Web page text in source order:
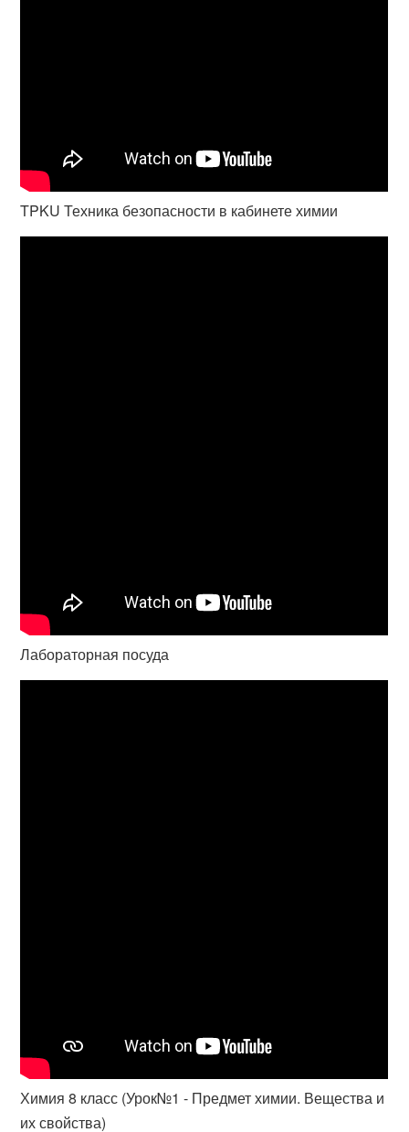
TPKU Техника безопасности в кабинете химии
Лабораторная посуда
Химия 8 класс (Урок№1 - Предмет химии. Вещества и
их свойства)